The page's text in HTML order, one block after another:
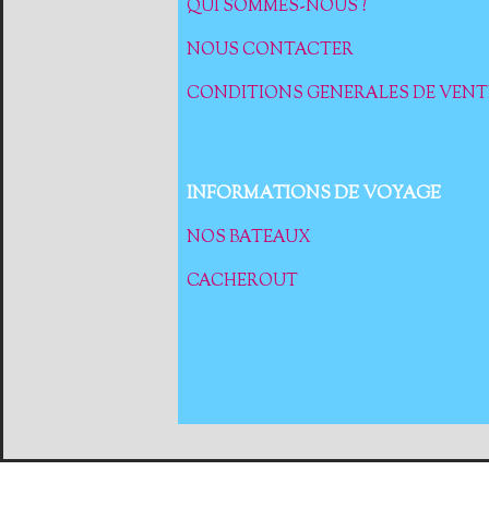
QUI SOMMES-NOUS ?
NOUS CONTACTER
CONDITIONS GENERALES DE
INFORMATIONS DE VOYAGE
NOS BATEAUX
CACHEROUT